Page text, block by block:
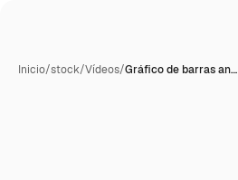
Inicio/stock/Vídeos/Gráfico de barras an…